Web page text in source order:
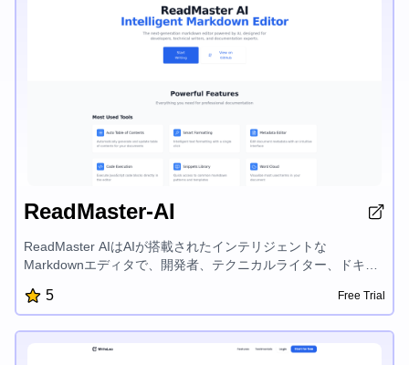
トやFAQなど、NovoのAI主導のアプローチは、お客様の言語で
書かれたお手頃な価格の顧客重視のコンテンツを提供し、オー
ガニックトラフィックを生み出します。
ReadMaster-AI
ReadMaster AIはAIが搭載されたインテリジェントな
Markdownエディタで、開発者、テクニカルライター、ドキュ
次、高度な書式設定、メタデータエディタ、コード実行、スニ
ペットライブラリ、バージョン履歴、AIによる提案やアナリシ
ュメンテーションに最適なツールとなっています。
5 Free Trial